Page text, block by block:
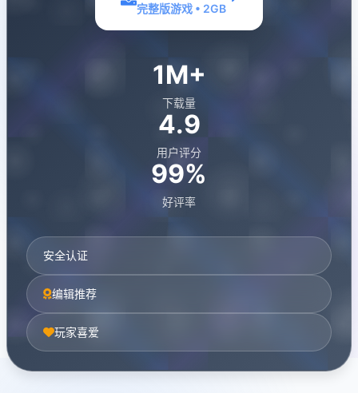
完整版游戏 • 2GB
1M+
下载量
4.9
用户评分
99%
好评率
安全认证
编辑推荐
玩家喜爱